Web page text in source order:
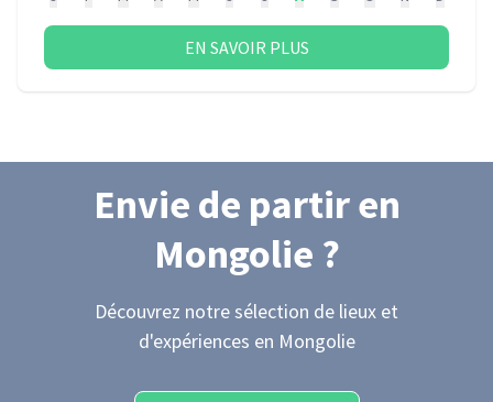
EN SAVOIR PLUS
Envie de partiren
Mongolie ?
Découvrez notre sélection de lieux et
d'expériences en Mongolie